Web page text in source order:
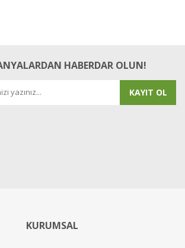
HABERDAR OLUN!
KAYIT OL
KURUMSAL